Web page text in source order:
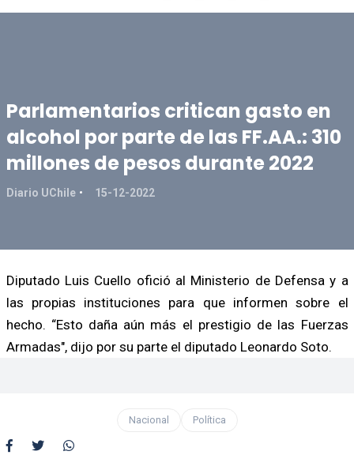
Parlamentarios critican gasto en
alcohol por parte de las FF.AA.: 310
millones de pesos durante 2022
Diario UChile 15-12-2022
Diputado Luis Cuello ofició al Ministerio de Defensa y a
las propias instituciones para que informen sobre el
hecho. “Esto daña aún más el prestigio de las Fuerzas
Armadas", dijo por su parte el diputado Leonardo Soto.
Nacional Política